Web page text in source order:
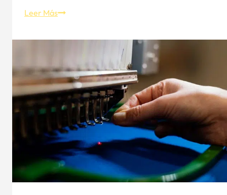
Leer MásCómo
TEX®
ropa
de
exterior:
equilibrio
entre
durabilidad,
comodidad
y
responsabilidad